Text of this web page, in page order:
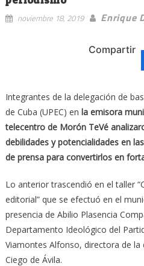
noviembre 18, 2019 Enrique
Compartir
Integrantes de la delegación de
de Cuba (UPEC) en la emisora
telecentro de Morón TeVé
debilidades y potencialidades en
de prensa para convertirlos en
Lo anterior trascendió en el taller
editorial” que se efectuó en el
presencia de Abilio Plasencia
Departamento Ideológico del
Viamontes Alfonso, directora de la
Ciego de Ávila.